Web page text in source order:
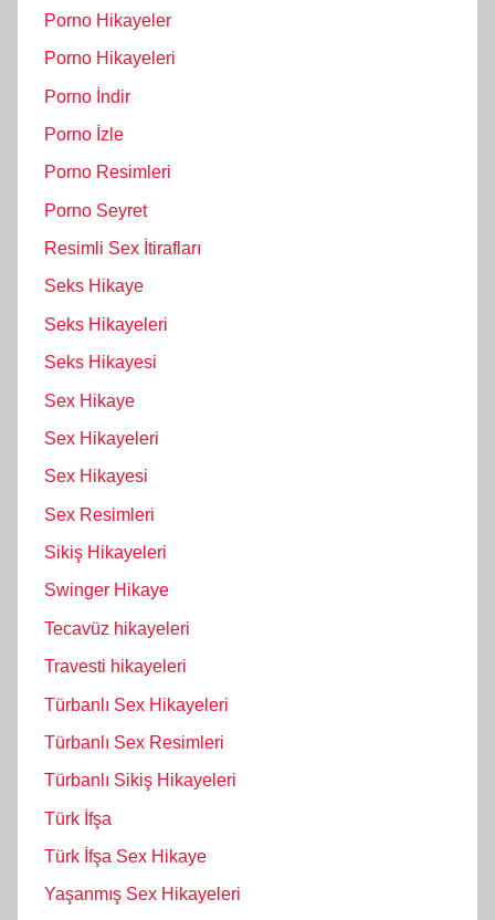
Porno Hikayeler
Porno Hikayeleri
Porno İndir
Porno İzle
Porno Resimleri
Porno Seyret
Resimli Sex İtirafları
Seks Hikaye
Seks Hikayeleri
Seks Hikayesi
Sex Hikaye
Sex Hikayeleri
Sex Hikayesi
Sex Resimleri
Sikiş Hikayeleri
Swinger Hikaye
Tecavüz hikayeleri
Travesti hikayeleri
Türbanlı Sex Hikayeleri
Türbanlı Sex Resimleri
Türbanlı Sikiş Hikayeleri
Türk İfşa
Türk İfşa Sex Hikaye
Yaşanmış Sex Hikayeleri